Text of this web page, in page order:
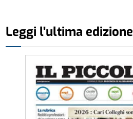
Leggi l'ultima edizione